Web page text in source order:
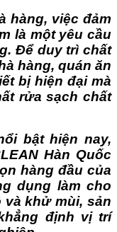
hàng, việc đảm
là một yêu cầu
Để duy trì chất
hàng, quán ăn
bị hiện đại mà
rửa sạch chất
bật hiện nay,
Hàn Quốc
hàng đầu của
dụng làm cho
và khử mùi, sản
định vị trí